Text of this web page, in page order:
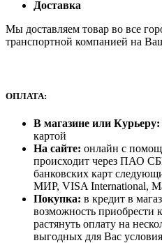
Доставка
Мы доставляем товар во все
транспортной компанией на
ОПЛАТА:
В магазине или Курьеру:
картой
На сайте: онлайн с
происходит через ПАО
банковских карт
МИР, VISA International,
Покупка: в кредит в
возможность приобрести
растянуть оплату на
выгодных для Вас